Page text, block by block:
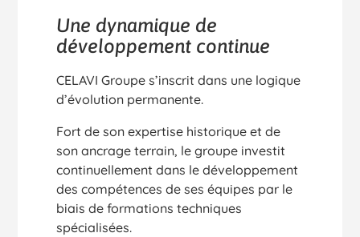
Une dynamique de
développement continue
CELAVI Groupe s’inscrit dans une logique
d’évolution permanente.
Fort de son expertise historique et de
son ancrage terrain, le groupe investit
continuellement dans le développement
des compétences de ses équipes par le
biais de formations techniques
spécialisées.